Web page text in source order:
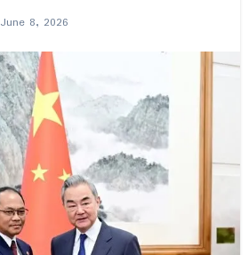
June 8, 2026